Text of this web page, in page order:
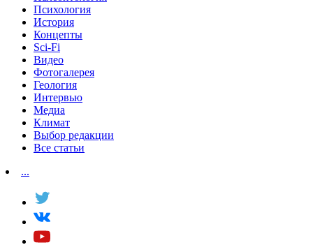
Психология
История
Концепты
Sci-Fi
Видео
Фотогалерея
Геология
Интервью
Медиа
Климат
Выбор редакции
Все статьи
...